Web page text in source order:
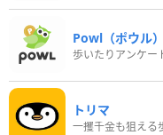
Powl（ポウル）
トリマ
一攫千金も狙える